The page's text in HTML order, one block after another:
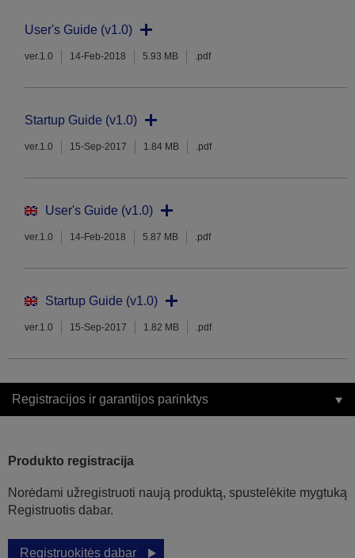
User's Guide (v1.0)
ver.1.0 14-Feb-2018 5.93 MB .pdf
Startup Guide (v1.0)
ver.1.0 15-Sep-2017 1.84 MB .pdf
User's Guide (v1.0)
ver.1.0 14-Feb-2018 5.87 MB .pdf
Startup Guide (v1.0)
ver.1.0 15-Sep-2017 1.82 MB .pdf
Registracijos ir garantijos parinktys
Produkto registracija
Norėdami užregistruoti naują produktą, spustelėkite mygtuką
Registruotis dabar.
Registruokitės dabar